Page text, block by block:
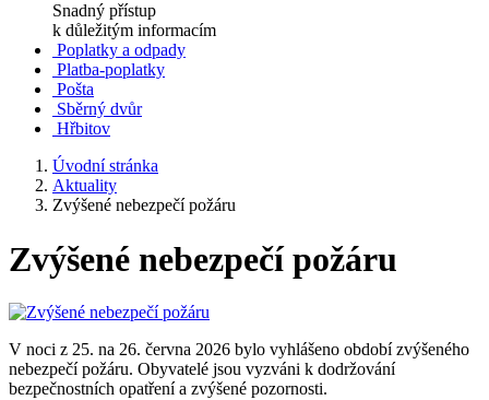
Snadný přístup
k důležitým informacím
Poplatky a odpady
Platba-poplatky
Pošta
Sběrný dvůr
Hřbitov
Úvodní stránka
Aktuality
Zvýšené nebezpečí požáru
Zvýšené nebezpečí požáru
V noci z 25. na 26. června 2026 bylo vyhlášeno období zvýšeného
nebezpečí požáru. Obyvatelé jsou vyzváni k dodržování
bezpečnostních opatření a zvýšené pozornosti.